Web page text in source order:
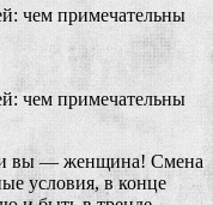
вы — женщина! Смена
условия, в конце